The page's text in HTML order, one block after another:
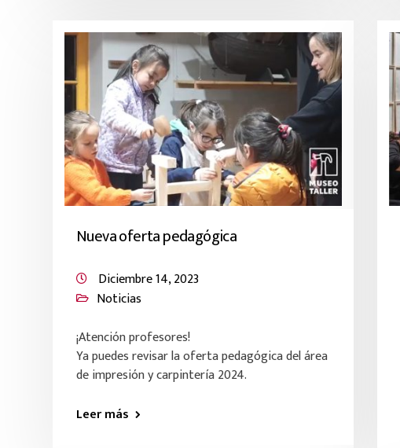
Nueva oferta pedagógica
Diciembre 14, 2023
Noticias
¡Atención profesores!
Ya puedes revisar la oferta pedagógica del área
de impresión y carpintería 2024.
Leer más